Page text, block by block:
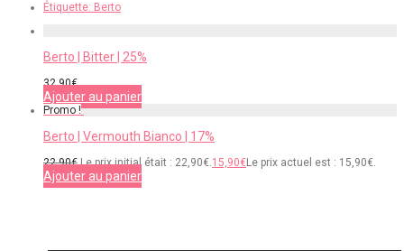
Étiquette: Berto
Berto | Bitter | 25%
32,90€
Ajouter au panier
Promo !
Berto | Vermouth Bianco | 17%
22,90€ Le prix initial était : 22,90€.15,90€Le prix actuel est : 15,90€.
Ajouter au panier